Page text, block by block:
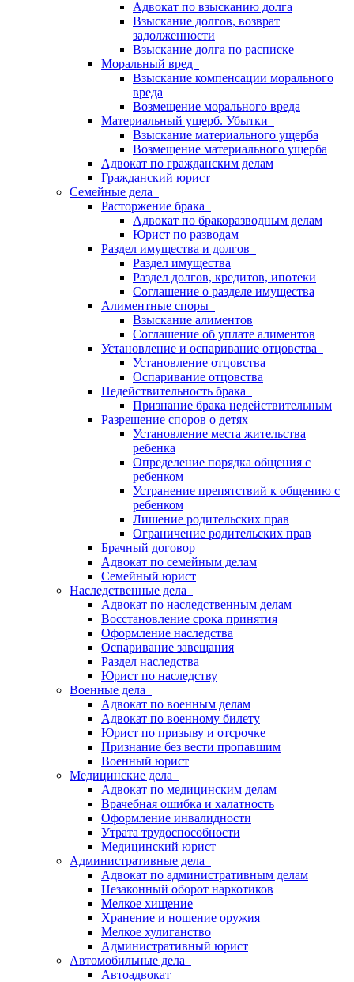
Адвокат по взысканию долга
Взыскание долгов, возврат
задолженности
Взыскание долга по расписке
Моральный вред
Взыскание компенсации морального
вреда
Возмещение морального вреда
Материальный ущерб. Убытки
Взыскание материального ущерба
Возмещение материального ущерба
Адвокат по гражданским делам
Гражданский юрист
Семейные дела
Расторжение брака
Адвокат по бракоразводным делам
Юрист по разводам
Раздел имущества и долгов
Раздел имущества
Раздел долгов, кредитов, ипотеки
Соглашение о разделе имущества
Алиментные споры
Взыскание алиментов
Соглашение об уплате алиментов
Установление и оспаривание отцовства
Установление отцовства
Оспаривание отцовства
Недействительность брака
Признание брака недействительным
Разрешение споров о детях
Установление места жительства
ребенка
Определение порядка общения с
ребенком
Устранение препятствий к общению с
ребенком
Лишение родительских прав
Ограничение родительских прав
Брачный договор
Адвокат по семейным делам
Семейный юрист
Наследственные дела
Адвокат по наследственным делам
Восстановление срока принятия
Оформление наследства
Оспаривание завещания
Раздел наследства
Юрист по наследству
Военные дела
Адвокат по военным делам
Адвокат по военному билету
Юрист по призыву и отсрочке
Признание без вести пропавшим
Военный юрист
Медицинские дела
Адвокат по медицинским делам
Врачебная ошибка и халатность
Оформление инвалидности
Утрата трудоспособности
Медицинский юрист
Административные дела
Адвокат по административным делам
Незаконный оборот наркотиков
Мелкое хищение
Хранение и ношение оружия
Мелкое хулиганство
Административный юрист
Автомобильные дела
Автоадвокат